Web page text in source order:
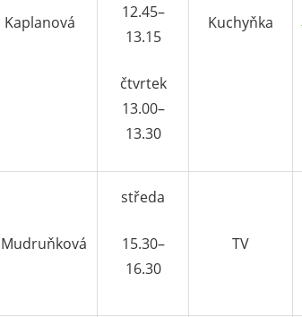
Kaplanová
12.45–
13.15
čtvrtek
13.00–
13.30
Kuchyňka
středa
15.30–
16.30
TV